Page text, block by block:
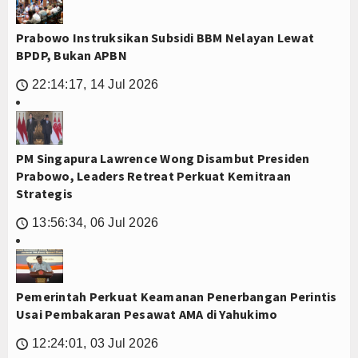
Prabowo Instruksikan Subsidi BBM Nelayan Lewat
BPDP, Bukan APBN
🕔 22:14:17, 14 Jul 2026
PM Singapura Lawrence Wong Disambut Presiden
Prabowo, Leaders Retreat Perkuat Kemitraan
Strategis
🕔 13:56:34, 06 Jul 2026
Pemerintah Perkuat Keamanan Penerbangan Perintis
Usai Pembakaran Pesawat AMA di Yahukimo
🕔 12:24:01, 03 Jul 2026